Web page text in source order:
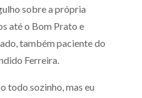
sobre a própria
até o Bom Prato e
também paciente do
Ferreira.
todo sozinho, mas eu